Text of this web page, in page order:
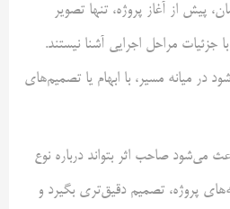
پیش از آغاز پروژه، تنها تصویر
جزئیات مراحل اجرایی آشنا نیستند.
میانه مسیر، با ابهام یا تصمیم‌های
می‌شود صاحب اثر بتواند درباره نوع
پروژه، تصمیم دقیق‌تری بگیرد و